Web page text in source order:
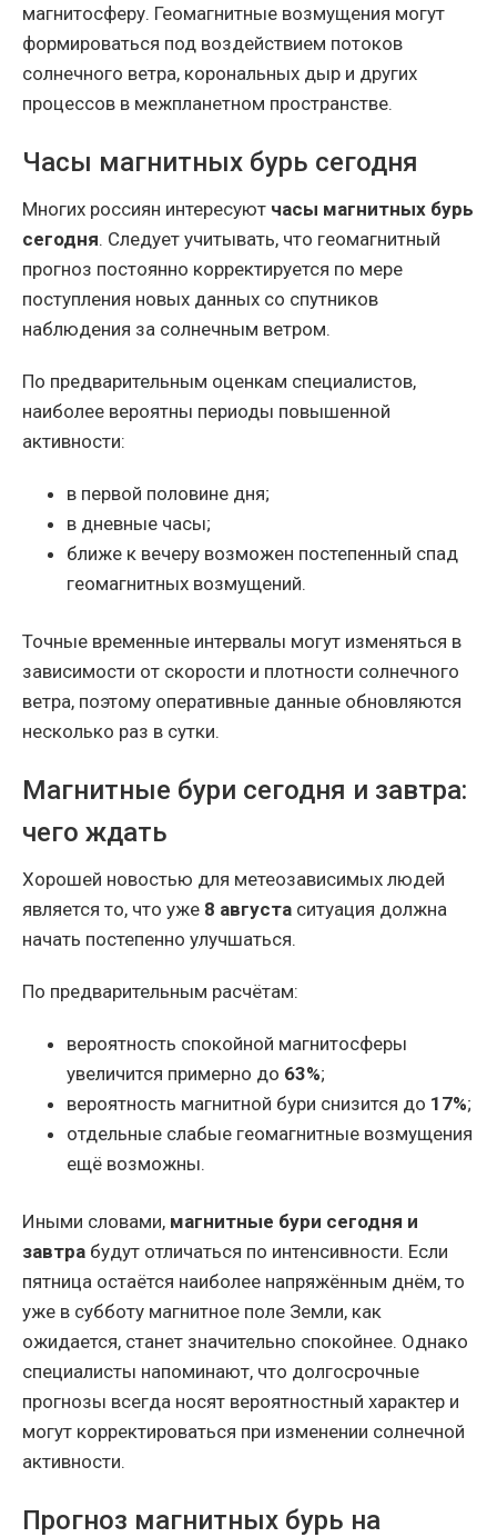
магнитосферу. Геомагнитные возмущения могут
формироваться под воздействием потоков
солнечного ветра, корональных дыр и других
процессов в межпланетном пространстве.
Часы магнитных бурь сегодня
Многих россиян интересуют часы магнитных бурь
сегодня. Следует учитывать, что геомагнитный
прогноз постоянно корректируется по мере
поступления новых данных со спутников
наблюдения за солнечным ветром.
По предварительным оценкам специалистов,
наиболее вероятны периоды повышенной
активности:
в первой половине дня;
в дневные часы;
ближе к вечеру возможен постепенный спад
геомагнитных возмущений.
Точные временные интервалы могут изменяться в
зависимости от скорости и плотности солнечного
ветра, поэтому оперативные данные обновляются
несколько раз в сутки.
Магнитные бури сегодня и завтра:
чего ждать
Хорошей новостью для метеозависимых людей
является то, что уже 8 августа ситуация должна
начать постепенно улучшаться.
По предварительным расчётам:
вероятность спокойной магнитосферы
увеличится примерно до 63%;
вероятность магнитной бури снизится до 17%;
отдельные слабые геомагнитные возмущения
ещё возможны.
Иными словами, магнитные бури сегодня и
завтра будут отличаться по интенсивности. Если
пятница остаётся наиболее напряжённым днём, то
уже в субботу магнитное поле Земли, как
ожидается, станет значительно спокойнее. Однако
специалисты напоминают, что долгосрочные
прогнозы всегда носят вероятностный характер и
могут корректироваться при изменении солнечной
активности.
Прогноз магнитных бурь на